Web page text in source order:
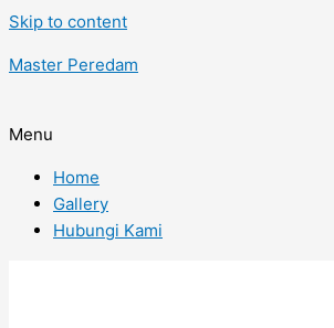
Skip to content
Master Peredam
Menu
Home
Gallery
Hubungi Kami